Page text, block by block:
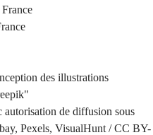
des illustrations
autorisation de diffusion sous
Pexels, VisualHunt / CC BY-